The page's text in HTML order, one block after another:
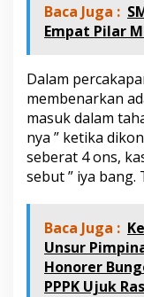
Baca Juga :
Empat Pilar
Dalam
membenarkan
masuk dalam
nya ” ketika
seberat 4 ons,
sebut ” iya bang.
Baca Juga :
Unsur
Honorer
PPPK Ujuk